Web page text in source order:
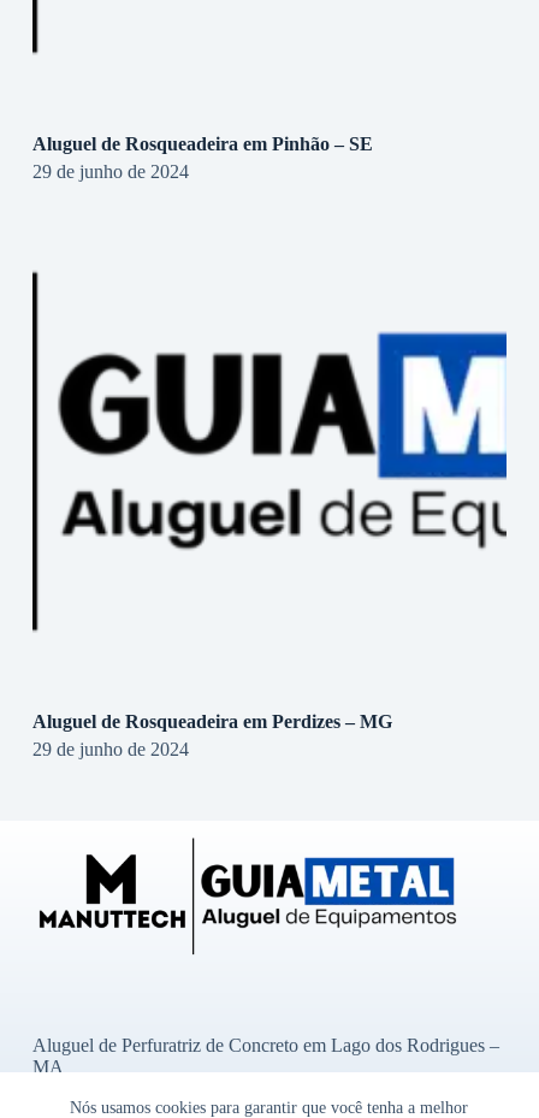
Nós usamos cookies para garantir que você tenha a melhor
Aluguel de Rosqueadeira em Pinhão – SE
29 de junho de 2024
Aluguel de Rosqueadeira em Perdizes – MG
29 de junho de 2024
Aluguel de Perfuratriz de Concreto em Lago dos Rodrigues –
MA
Aluguel de Perfuratriz de Concreto em Bady Bassitt – SP